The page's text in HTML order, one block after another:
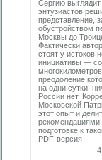
Сергию выглядит
энтузиастов
представление,
обустройством
Москвы до
Фактически
стоят у истоков
инициативы —
преодоление
на одни сутки:
России нет.
Московской
этот опыт и
рекомендациями
подготовке к
PDF-версия